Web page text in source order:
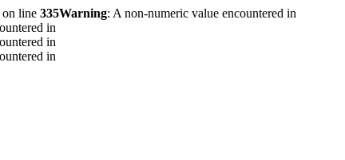
on line 335Warning: A non-numeric value encountered in
in
in
in